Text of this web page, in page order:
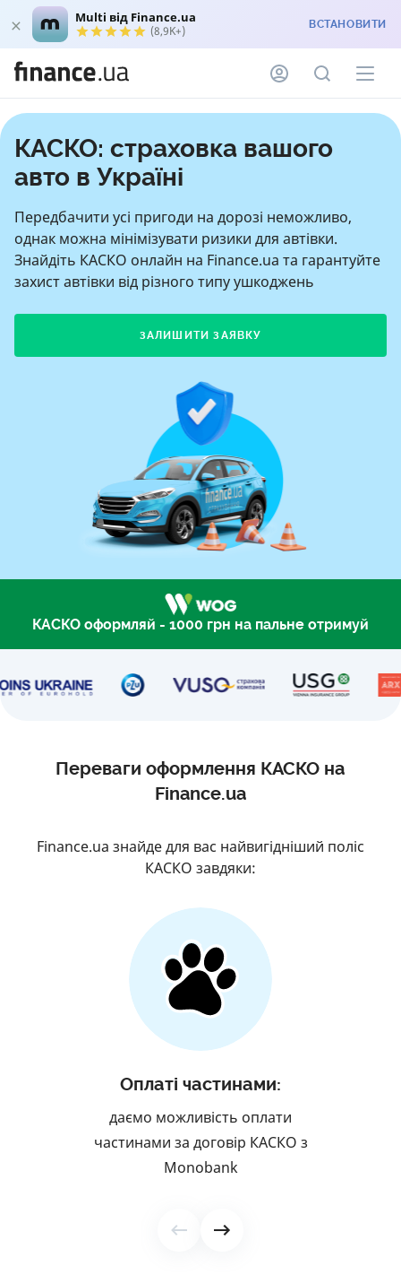
Multi від Finance.ua
(8,9K+) ВСТАНОВИТИ
КАСКО: страховка вашого
авто в Україні
Передбачити усі пригоди на дорозі неможливо,
однак можна мінімізувати ризики для автівки.
Знайдіть КАСКО онлайн на Finance.ua та гарантуйте
захист автівки від різного типу ушкоджень
ЗАЛИШИТИ ЗАЯВКУ
КАСКО оформляй - 1000 грн на пальне отримуй
Переваги оформлення КАСКО на
Finance.ua
Finance.ua знайде для вас найвигідніший поліс
КАСКО завдяки:
Оплаті частинами:
даємо можливість оплати
частинами за договір КАСКО з
Monobank